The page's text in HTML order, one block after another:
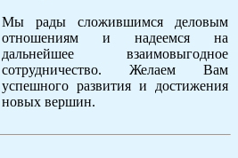
Мы рады сложившимся деловым
отношениям и надеемся на
дальнейшее взаимовыгодное
сотрудничество. Желаем Вам
успешного развития и достижения
новых вершин.